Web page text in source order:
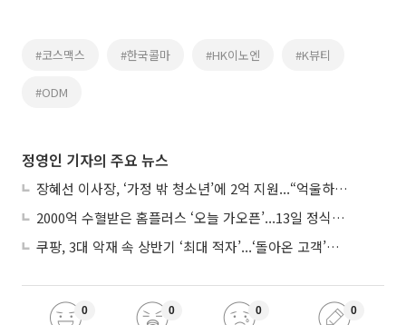
#코스맥스 #한국콜마 #HK이노엔 #K뷰티
#ODM
정영인 기자의 주요 뉴스
장혜선 이사장, ‘가정 밖 청소년’에 2억 지원...“억울하고 아파도 단단해지길”
2000억 수혈받은 홈플러스 ‘오늘 가오픈’...13일 정식 개장 시험대
쿠팡, 3대 악재 속 상반기 ‘최대 적자’...‘돌아온 고객’에 수익성 반등 주목
0 0 0 0